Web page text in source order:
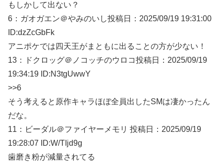
もしかして出ない？
6： ガオガエン＠やみのいし投稿日：2025/09/19 19:31:00
ID:dzZcGbFk
アニポケでは四天王がまともに出ることの方が少ない！
13：
ドクロッグ＠ノコッチのウロコ投稿日：2025/09/19
19:34:19 ID:N3tgUwwY
>>6
そう考えると原作キャラほぼ全員出したSMは凄かったん
だな。
11： ビーダル＠ファイヤーメモリ 投稿日：2025/09/19
19:28:07 ID:W/TIjd9g
歯磨き粉が減量されてる